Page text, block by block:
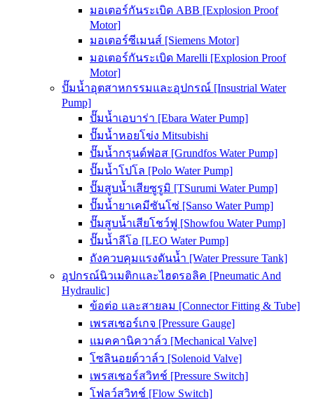
มอเตอร์กันระเบิด ABB [Explosion Proof
Motor]
มอเตอร์ซีเมนส์ [Siemens Motor]
มอเตอร์กันระเบิด Marelli [Explosion Proof
Motor]
ปั๊มน้ำอุตสาหกรรมและอุปกรณ์ [Insustrial Water
Pump]
ปั๊มน้ำเอบาร่า [Ebara Water Pump]
ปั๊มน้ำหอยโข่ง Mitsubishi
ปั๊มน้ำกรุนด์ฟอส [Grundfos Water Pump]
ปั๊มน้ำโปโล [Polo Water Pump]
ปั๊มสูบน้ำเสียซูรูมิ [TSurumi Water Pump]
ปั๊มน้ำยาเคมีซันโซ่ [Sanso Water Pump]
ปั๊มสูบน้ำเสียโชว์ฟู [Showfou Water Pump]
ปั๊มน้ำลีโอ [LEO Water Pump]
ถังควบคุมแรงดันน้ำ [Water Pressure Tank]
อุปกรณ์นิวเมติกและไฮดรอลิค [Pneumatic And
Hydraulic]
ข้อต่อ และสายลม [Connector Fitting & Tube]
เพรสเชอร์เกจ [Pressure Gauge]
แมคคานิควาล์ว [Mechanical Valve]
โซลินอยด์วาล์ว [Solenoid Valve]
เพรสเชอร์สวิทช์ [Pressure Switch]
โฟลว์สวิทช์ [Flow Switch]